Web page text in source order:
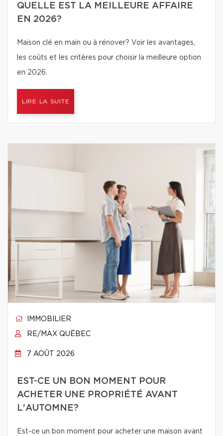
QUELLE EST LA MEILLEURE AFFAIRE
EN 2026?
Maison clé en main ou à rénover? Voir les avantages,
les coûts et les critères pour choisir la meilleure option
en 2026.
LIRE LA SUITE
IMMOBILIER
RE/MAX QUÉBEC
7 AOÛT 2026
EST-CE UN BON MOMENT POUR
ACHETER UNE PROPRIÉTÉ AVANT
L'AUTOMNE?
Est-ce un bon moment pour acheter une maison avant